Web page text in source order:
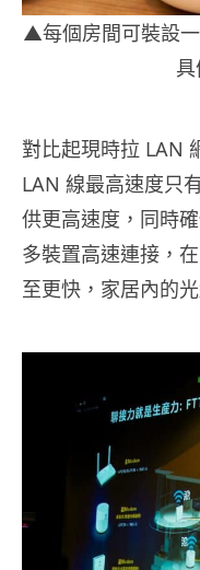
▲每個房間可裝設
對比起現時拉 LAN
LAN 線最高速度只
供更高速度，同時
多裝置高速連接，
至更快，家居內的